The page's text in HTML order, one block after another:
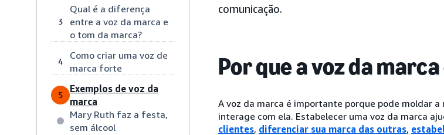
3
Qual é a diferença
entre a voz da marca e
o tom da marca?
4
Como criar uma voz de
marca forte
5
Exemplos de voz da
marca
Mary Ruth faz a festa,
sem álcool
comunicação.
Por que a voz da
A voz da marca é importante porque pode moldar
interage com ela. Estabelecer uma voz da marca
clientes, diferenciar sua marca das outras,